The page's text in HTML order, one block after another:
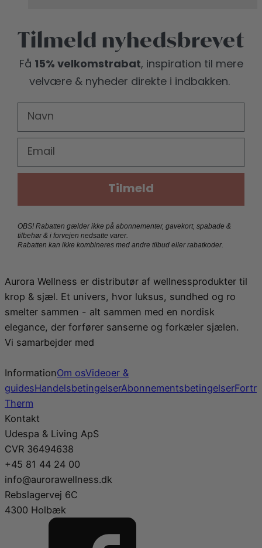
Tilmeld nyhedsbrevet
Få 15% velkomstrabat, inspiration til mere
velvære & nyheder direkte i indbakken.
FIRST NAME
EMAIL
Tilmeld
OBS! Rabatten gælder ikke på abonnementer, gavekort, spabade &
tilbehør & i forvejen nedsatte varer.
Rabatten kan ikke kombineres med andre tilbud eller rabatkoder.
Aurora Wellness er distributør af wellnessprodukter til
krop & sjæl. Et univers, hvor luksus, sundhed og ro
smelter sammen - alt sammen med en nordisk
elegance, der forfører sanserne og forkæler sjælen.
Vi samarbejder med
InformationOm osVideoer &
guidesHandelsbetingelserAbonnementsbetingelser
Therm
Kontakt
Udespa & Living ApS
CVR 36494638
+45 81 44 24 00
info@aurorawellness.dk
Rebslagervej 6C
4300 Holbæk